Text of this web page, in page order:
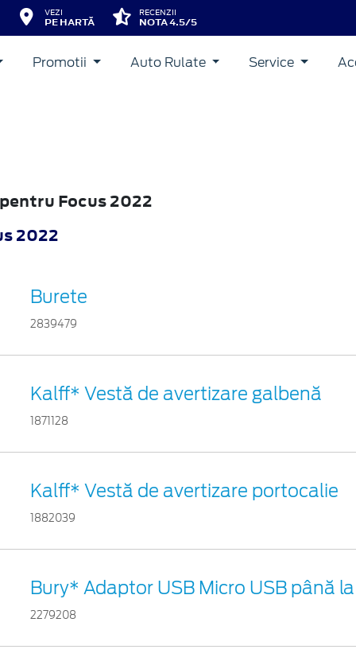
VEZI
PE HARTĂ
RECENZII
NOTA 4.5/5
Promotii Auto Rulate Service
Focus 2022
2022
Burete
2839479
Kalff* Vestă de avertizare galbenă
1871128
Kalff* Vestă de avertizare portocalie
1882039
Bury* Adaptor USB Micro USB până
2279208